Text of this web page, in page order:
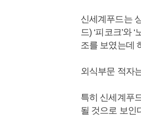
신세계푸드는
드) ‘피코크’와
조를 보였는데
외식부문 적자
특히 신세계푸
될 것으로 보인